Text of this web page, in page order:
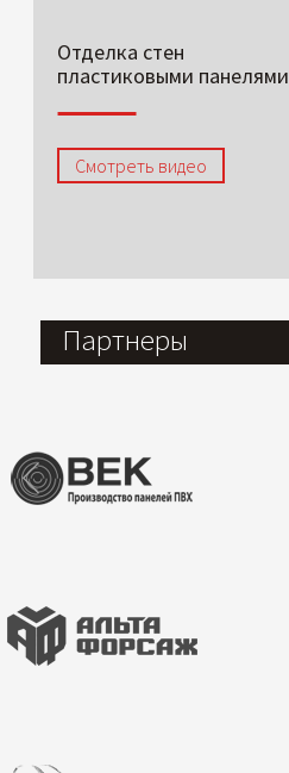
Отделка стен
пластиковыми панелями
Смотреть видео
Партнеры